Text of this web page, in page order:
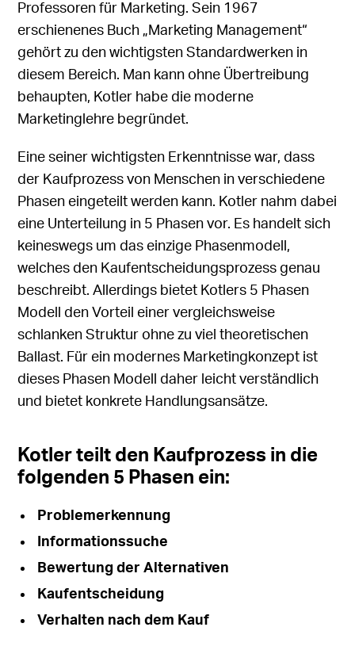
Professoren für Marketing. Sein 1967
erschienenes Buch „Marketing Management“
gehört zu den wichtigsten Standardwerken in
diesem Bereich. Man kann ohne Übertreibung
behaupten, Kotler habe die moderne
Marketinglehre begründet.
Eine seiner wichtigsten Erkenntnisse war, dass
der Kaufprozess von Menschen in verschiedene
Phasen eingeteilt werden kann. Kotler nahm dabei
eine Unterteilung in 5 Phasen vor. Es handelt sich
keineswegs um das einzige Phasenmodell,
welches den Kaufentscheidungsprozess genau
beschreibt. Allerdings bietet Kotlers 5 Phasen
Modell den Vorteil einervergleichsweise
schlanken Struktur ohne zu viel theoretischen
Ballast. Für ein modernes Marketingkonzept ist
dieses Phasen Modell daher leicht verständlich
und bietet konkrete Handlungsansätze.
Kotler teilt den Kaufprozess in die
folgenden 5 Phasen ein:
Problemerkennung
Informationssuche
Bewertung der Alternativen
Kaufentscheidung
Verhalten nach dem Kauf